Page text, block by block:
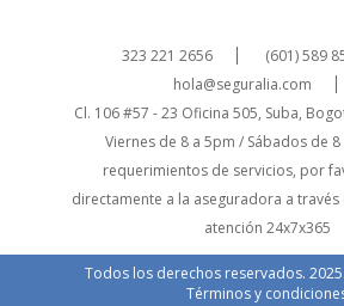
323 221 2656
(601) 589
hola@seguralia.com
Cl. 106 #57 - 23 Oficina 505, Suba,
Viernes de 8 a 5pm / Sábados de
requerimientos de servicios, por
directamente a la aseguradora a través
atención 24x7x365
Todos los derechos reservados.
Términos y